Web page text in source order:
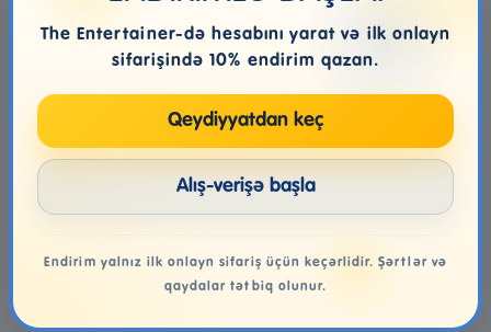
-4%
The Entertainer-də hesabını yarat və ilk onlayn
sifarişində 10% endirim qazan.
Qeydiyyatdan keç
Alış-verişə başla
Endirim yalnız ilk onlayn sifariş üçün keçərlidir. Şərtlər və
qaydalar tətbiq olunur.